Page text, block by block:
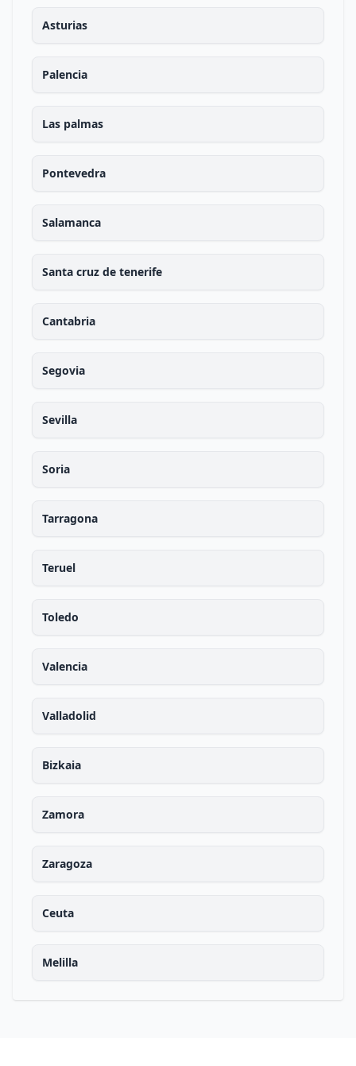
Asturias
Palencia
Las palmas
Pontevedra
Salamanca
Santa cruz de tenerife
Cantabria
Segovia
Sevilla
Soria
Tarragona
Teruel
Toledo
Valencia
Valladolid
Bizkaia
Zamora
Zaragoza
Ceuta
Melilla